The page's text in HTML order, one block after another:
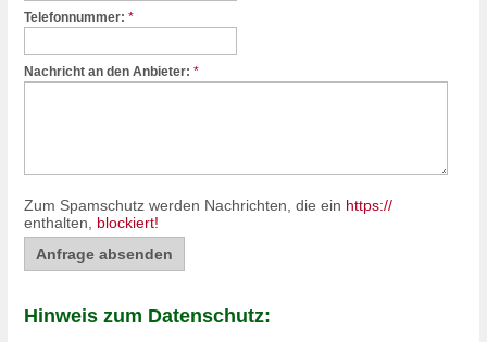
Telefonnummer: *
Nachricht an den Anbieter: *
Zum Spamschutz werden Nachrichten, die ein https://
enthalten, blockiert!
Hinweis zum Datenschutz: